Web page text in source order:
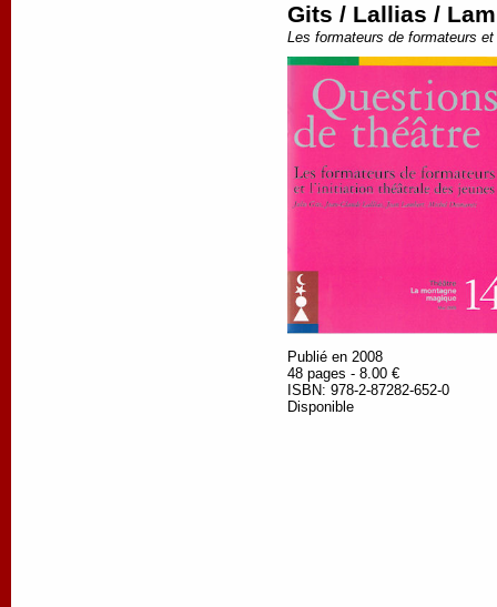
Gits / Lallias /
Les formateurs de formateurs
Publié en 2008
48 pages - 8.00 €
ISBN: 978-2-87282-652-0
Disponible